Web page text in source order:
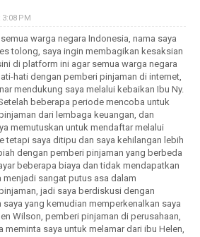
3:08 PM
warga negara Indonesia, nama saya
tolong, saya ingin membagikan kesaksian
di platform ini agar semua warga negara
hati dengan pemberi pinjaman di internet,
mendukung saya melalui kebaikan Ibu Ny.
beberapa periode mencoba untuk
dari lembaga keuangan, dan
memutuskan untuk mendaftar melalui
tetapi saya ditipu dan saya kehilangan lebih
dengan pemberi pinjaman yang berbeda
beberapa biaya dan tidak mendapatkan
menjadi sangat putus asa dalam
jadi saya berdiskusi dengan
saya yang kemudian memperkenalkan saya
Wilson, pemberi pinjaman di perusahaan,
meminta saya untuk melamar dari ibu Helen,